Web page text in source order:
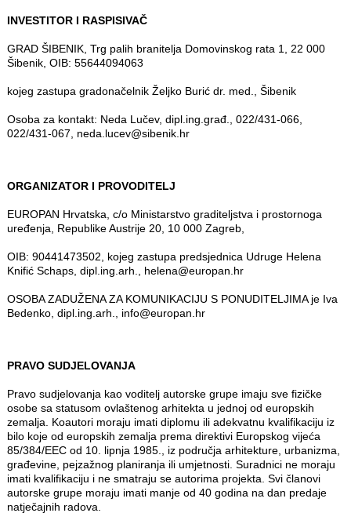
INVESTITOR I RASPISIVAČ
GRAD ŠIBENIK, Trg palih branitelja Domovinskog rata 1, 22 000
Šibenik, OIB: 55644094063
kojeg zastupa gradonačelnik Željko Burić dr. med., Šibenik
Osoba za kontakt: Neda Lučev, dipl.ing.građ., 022/431-066,
022/431-067, neda.lucev@sibenik.hr
ORGANIZATOR I PROVODITELJ
EUROPAN Hrvatska, c/o Ministarstvo graditeljstva i prostornoga
uređenja, Republike Austrije 20, 10 000 Zagreb,
OIB: 90441473502, kojeg zastupa predsjednica Udruge Helena
Knifić Schaps, dipl.ing.arh., helena@europan.hr
OSOBA ZADUŽENA ZA KOMUNIKACIJU S PONUDITELJIMA je Iva
Bedenko, dipl.ing.arh., info@europan.hr
PRAVO SUDJELOVANJA
Pravo sudjelovanja kao voditelj autorske grupe imaju sve fizičke
osobe sa statusom ovlaštenog arhitekta u jednoj od europskih
zemalja. Koautori moraju imati diplomu ili adekvatnu kvalifikaciju iz
bilo koje od europskih zemalja prema direktivi Europskog vijeća
85/384/EEC od 10. lipnja 1985., iz područja arhitekture, urbanizma,
građevine, pejzažnog planiranja ili umjetnosti. Suradnici ne moraju
imati kvalifikaciju i ne smatraju se autorima projekta. Svi članovi
autorske grupe moraju imati manje od 40 godina na dan predaje
natječajnih radova.